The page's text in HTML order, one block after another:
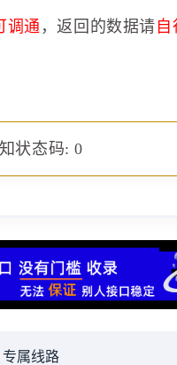
调通 ，返回的数据请
状态码: 0
专属线路